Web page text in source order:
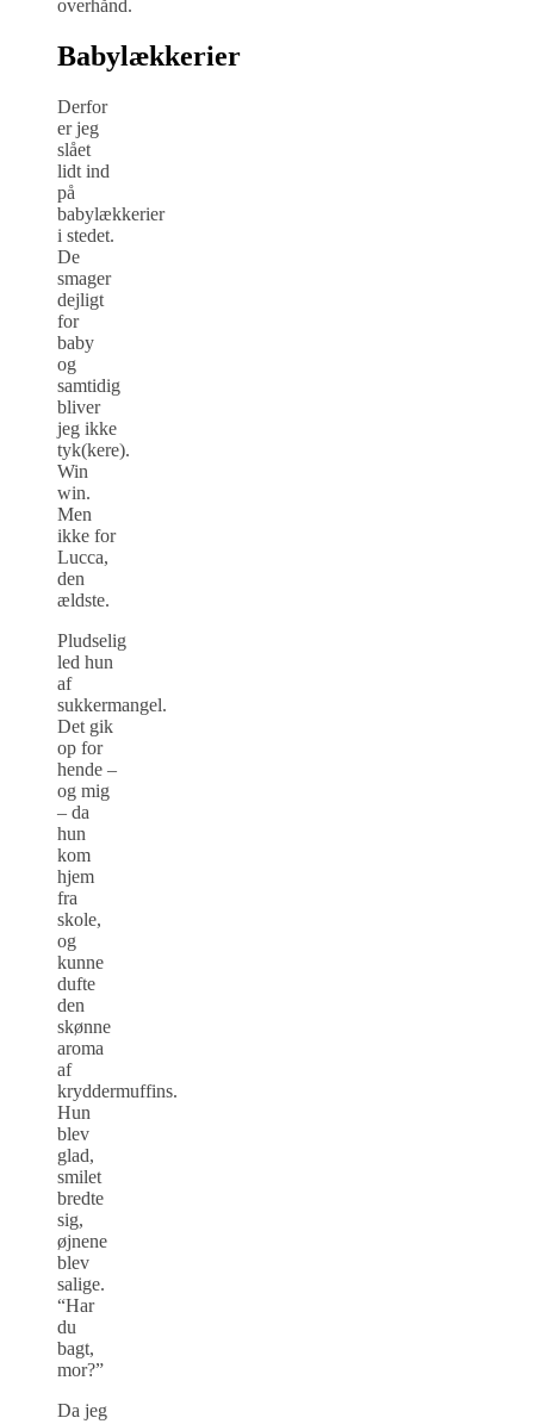
overhånd.
Babylækkerier
Derfor
er jeg
slået
lidt ind
på
babylækkerier
i stedet.
De
smager
dejligt
for
baby
og
samtidig
bliver
jeg ikke
tyk(kere).
Win
win.
Men
ikke for
Lucca,
den
ældste.
Pludselig
led hun
af
sukkermangel.
Det gik
op for
hende –
og mig
– da
hun
kom
hjem
fra
skole,
og
kunne
dufte
den
skønne
aroma
af
kryddermuffins.
Hun
blev
glad,
smilet
bredte
sig,
øjnene
blev
salige.
“Har
du
bagt,
mor?”
Da jeg